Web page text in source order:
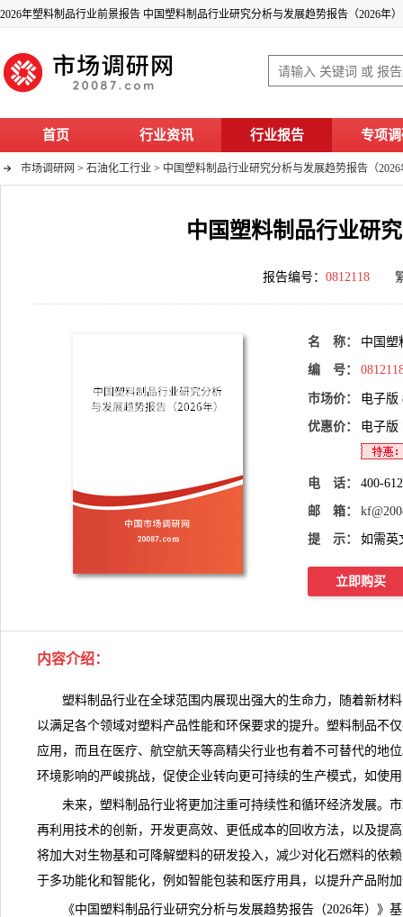
2026年塑料制品行业前景报告 中国塑料制品行业研究分析与发展趋势报告（2026年）
首页 行业资讯 行业报告 专项
市场调研网 > 石油化工行业 > 中国塑料制品行业研究分析与发展趋势报告（2026
中国塑料制品行业研
报告编号： 0812118
名 称： 中国塑
编 号：
市场价： 电子版
优惠价： 电子版
电 话： 400-
邮 箱：
提 示： 如需英
立即购买
内容介绍：
塑料制品行业在全球范围内展现出强大的生命力，随着新材料
以满足各个领域对塑料产品性能和环保要求的提升。 塑料制品不
应用，而且在医疗、航空航天等高精尖行业也有着不可替代的地
环境影响的严峻挑战，促使企业转向更可持续的生产模式，如使
未来，塑料制品行业将更加注重可持续性和循环经济发展。
再利用技术的创新，开发更高效、更低成本的回收方法，以及提
将加大对生物基和可降解塑料的研发投入，减少对化石燃料的依
于多功能化和智能化，例如智能包装和医疗用具，以提升产品附
《中国塑料制品行业研究分析与发展趋势报告（2026年） 》